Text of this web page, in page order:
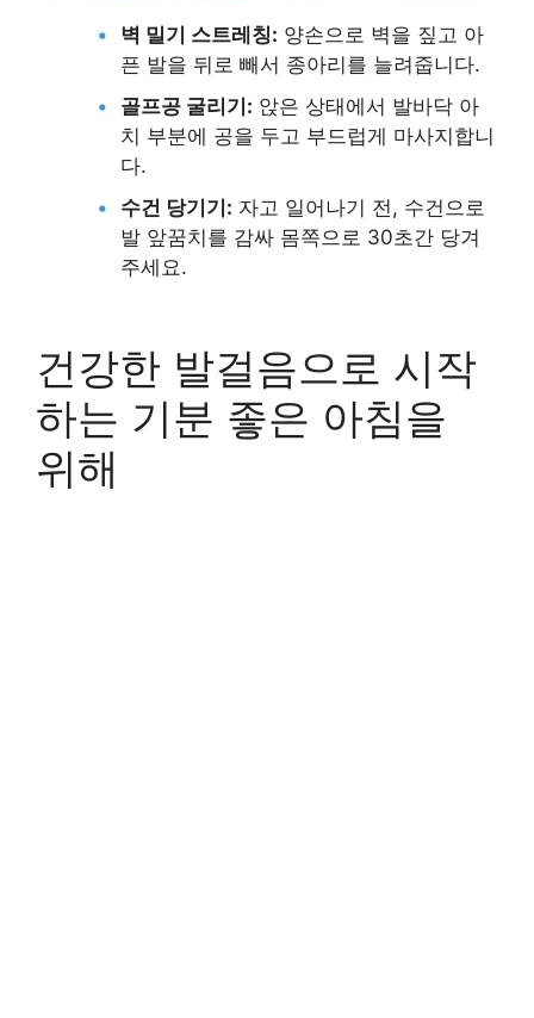
• 벽 밀기 스트레칭: 양손으로 벽을 짚고 아
픈 발을 뒤로 빼서 종아리를 늘려줍니다.
•
골프공 굴리기: 앉은 상태에서 발바닥 아
치 부분에 공을 두고 부드럽게 마사지합니
다.
•
수건 당기기: 자고 일어나기 전, 수건으로
발 앞꿈치를 감싸 몸쪽으로 30초간 당겨
주세요.
건강한 발걸음으로 시작
하는 기분 좋은 아침을
위해